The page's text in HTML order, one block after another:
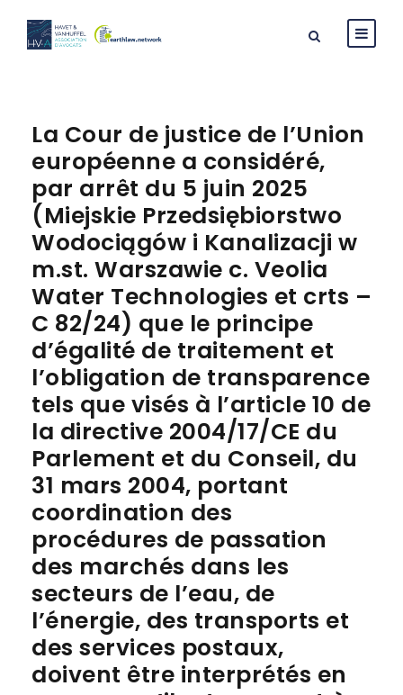
La Cour de justice de l’Union
européenne a considéré,
par arrêt du 5 juin 2025
(Miejskie Przedsiębiorstwo
Wodociągów i Kanalizacji w
m.st. Warszawie c. Veolia
Water Technologies et crts –
C 82/24) que le principe
d’égalité de traitement et
l’obligation de transparence
tels que visés à l’article 10 de
la directive 2004/17/CE du
Parlement et du Conseil, du
31 mars 2004, portant
coordination des
procédures de passation
des marchés dans les
secteurs de l’eau, de
l’énergie, des transports et
des services postaux,
doivent être interprétés en